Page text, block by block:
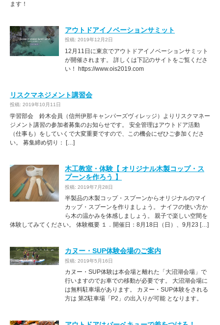
ます！
アウトドアイノベーションサミット
投稿: 2019年12月2日
12月11日に東京でアウトドアイノベーションサミット
が開催されます。 詳しくは下記のサイトをご覧くださ
い！ https://www.ois2019.com
リスクマネジメント講習会
投稿: 2019年10月11日
学習部会 鈴木会員（信州伊那キャンパーズヴィレッジ）よりリスクマネー
ジメント講習の参加者募集のお知らせです。 安全管理はアウトドア活動
（仕事も）をしていくで大変重要ですので、この機会にぜひご参加くださ
い。 募集締め切り： […]
木工教室・体験【 オリジナル木製コップ・ス
プーンを作ろう 】
投稿: 2019年7月28日
半製品の木製コップ・スプーンからオリジナルのマイ
カップ・スプーンを作りましょう。 ナイフの使い方か
ら木の温かみを体感しましょう。 親子で楽しい空間を
体験してみてください。 体験概要 １．開催日：8月18日（日）、9月23 […]
カヌー・SUP体験会場のご案内
投稿: 2019年5月16日
カヌー・SUP体験は本会場と離れた「大沼湖会場」で
行いますのでお車での移動が必要です。 大沼湖会場に
は無料駐車場があります。 カヌー・SUP体験をされる
方は 第2駐車場「P2」の出入りが可能 となります。